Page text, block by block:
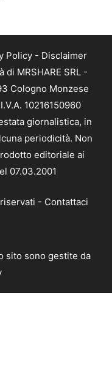
Policy - Disclaimer
MRSHARE SRL -
Cologno Monzese
10216150960
giornalistica, in
periodicità. Non
editoriale ai
07.03.2001
- Contattaci
sito sono gestite da